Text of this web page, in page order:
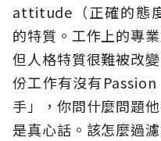
attitude（正確的態
的特質。工作上的專
但人格特質很難被改
份工作有沒有
手」，你問什麼問題
是真心話。該怎麼過